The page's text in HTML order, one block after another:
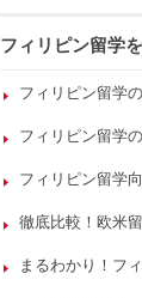
フィリピン留学
フィリピン留学
フィリピン留学
フィリピン留学
徹底比較！欧米
まるわかり！フ